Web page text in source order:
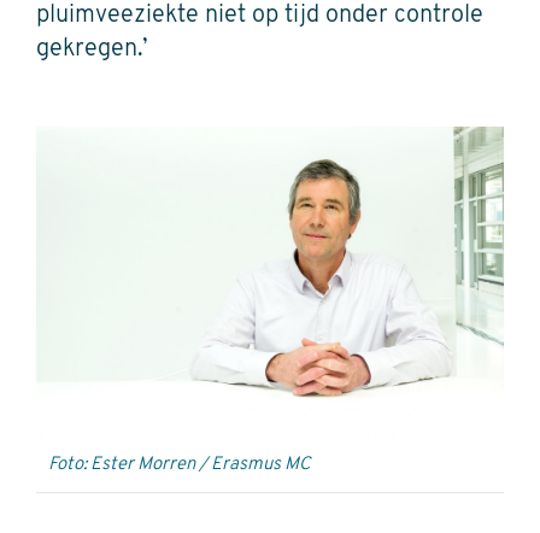
pluimveeziekte niet op tijd onder controle
gekregen.’
Foto: Ester Morren / Erasmus MC